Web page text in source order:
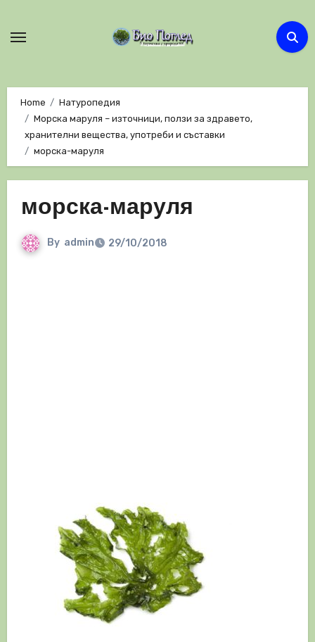
Home
Натуропедия
Морска маруля – източници, ползи за здравето,
хранителни вещества, употреби и съставки
морска-маруля
морска-маруля
By admin 29/10/2018